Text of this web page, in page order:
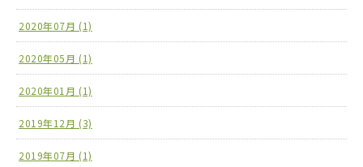
2020年07月 (1)
2020年05月 (1)
2020年01月 (1)
2019年12月 (3)
2019年07月 (1)